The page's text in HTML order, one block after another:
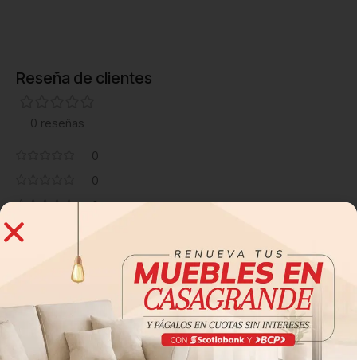
Reseña de clientes
0 reseñas
0
0
0
Sé el primero en valorar “Vitrina Chianni – Caoba”
Tu dirección de correo electrónico no será publicada. Los
campos obligatorios están marcados con*
Tu puntuación